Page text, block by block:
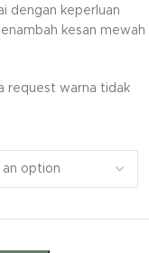
dengan keperluan
kesan mewah
request warna tidak